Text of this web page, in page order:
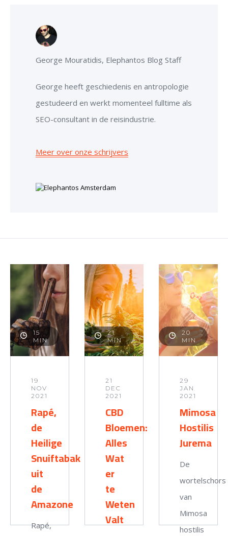
George Mouratidis, Elephantos Blog Staff
George heeft geschiedenis en antropologie
gestudeerd en werkt momenteel fulltime als
SEO-consultant in de reisindustrie.
Meer over onze schrijvers
15
MIN
19
NOV
2021
Rapé,
de
Heilige
Snuiftabak
uit
de
Amazone
Rapé,
21
MIN
21
DEC
2021
CBD
Bloemen:
Alles
Wat
er
te
Weten
Valt
20
MIN
29
JAN
2021
Mimosa
Hostilis
Jurema
De
wortelschors
van
Mimosa
hostilis